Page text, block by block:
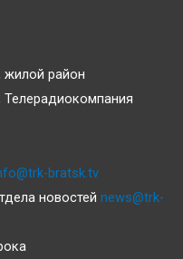
жилой район
Телерадиокомпания
bratsk.tv
новостей news@trk-